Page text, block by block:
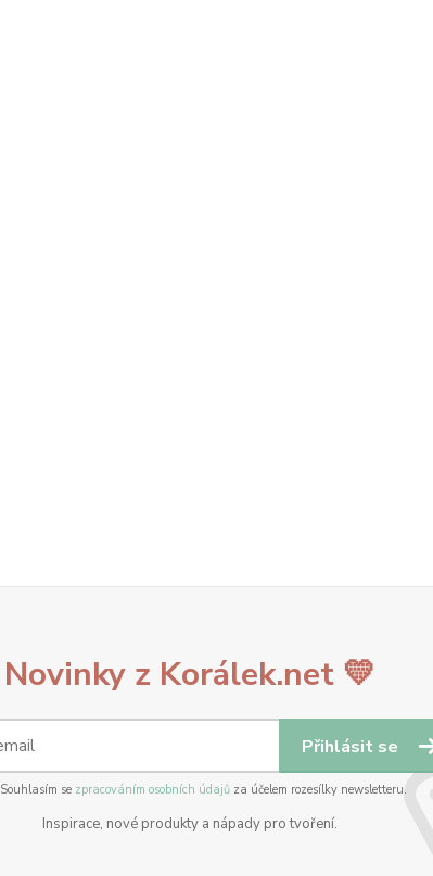
Novinky z Korálek.net 💛
Přihlásit se
Souhlasím se zpracováním osobních údajůza účelem rozesílky newsletteru.
Inspirace, nové produkty a nápady pro tvoření.